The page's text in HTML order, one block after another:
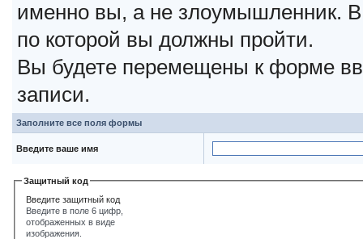
именно вы, а не злоумышленник. В
по которой вы должны пройти.
Вы будете перемещены к форме
записи.
Заполните все поля формы
Введите ваше имя
Защитный код
Введите защитный код
Введите в поле 6 цифр,
отображенных в виде
изображения.